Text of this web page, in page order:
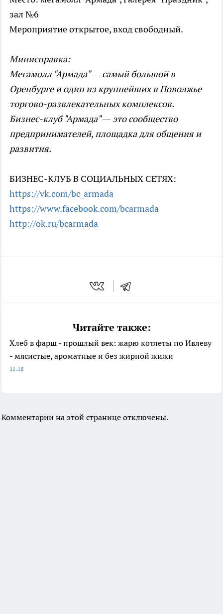
зал №6
Мероприятие открытое, вход свободный.
Минисправка:
Мегамолл "Армада" — самый большой в
Оренбурге и один из крупнейших в Поволжье
торгово-развлекательных комплексов.
Бизнес-клуб "Армада" — это сообщество
предпринимателей, площадка для общения и
развития.
БИЗНЕС-КЛУБ В СОЦИАЛЬНЫХ СЕТЯХ:
https://vk.com/bc_armada
https://www.facebook.com/bcarmada
http://ok.ru/bcarmada
Читайте также:
Хлеб в фарш - прошлый век: жарю котлеты по Ивлеву
- мясистые, ароматные и без жирной жижи
11:18
Комментарии на этой странице отключены.